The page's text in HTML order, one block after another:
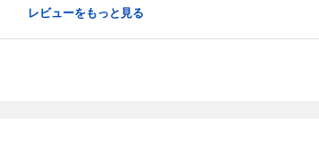
レビューをもっと見る